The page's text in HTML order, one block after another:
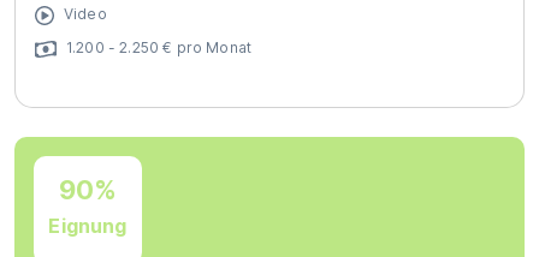
Video
1.200 - 2.250 € pro Monat
90%
Eignung